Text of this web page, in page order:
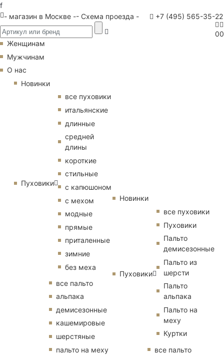
f
- магазин в Москве -- Схема проезда - +7 (495) 565-35-22
00
Женщинам
Мужчинам
О нас
Новинки
Пуховики
все пуховики
итальянские
длинные
средней
длины
короткие
стильные
с капюшоном
с мехом
модные
прямые
приталенные
зимние
без меха
все пальто
альпака
демисезонные
кашемировые
шерстяные
пальто на меху
Новинки
Пуховики
все пуховики
Пуховики
Пальто
демисезонные
Пальто из
шерсти
Пальто
альпака
Пальто на
меху
Куртки
все пальто